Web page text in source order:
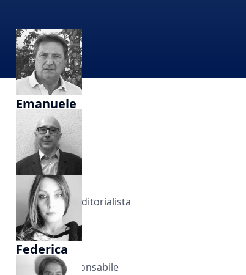
Emanuele
Scarci
Editorialista
Luca
Salomone
Editorialista
Federica
BartoliResponsabile